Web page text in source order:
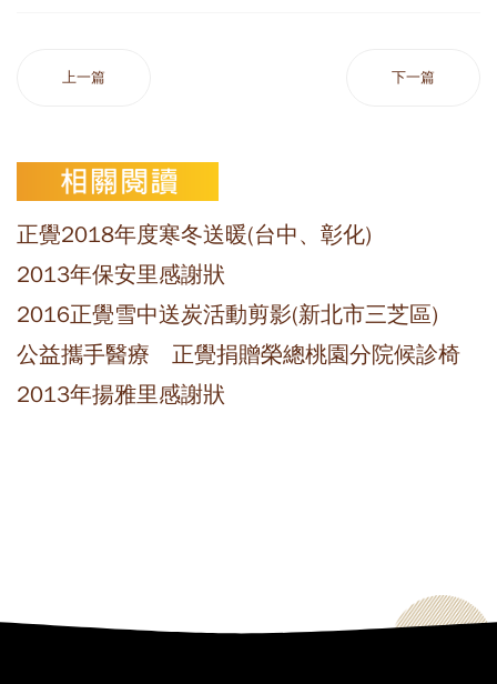
上一篇 下一篇
正覺2018年度寒冬送暖(台中、彰化)
2013年保安里感謝狀
2016正覺雪中送炭活動剪影(新北市三芝區)
公益攜手醫療 正覺捐贈榮總桃園分院候診椅
2013年揚雅里感謝狀